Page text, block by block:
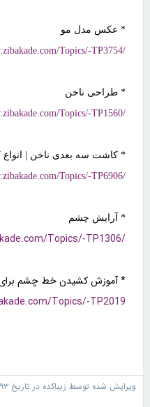
* عکس مدل مو
Topics/-TP3754/
* طراحی ناخن
Topics/-TP1560/
* کاشت سه بعدی ناخن |
Topics/-TP6906/
* آرایش چشم
Topics/-TP1306/
* آموزش کشیدن خط چشم برای
Topics/-TP2019/
ویرایش شده توسط زیباکده در تاریخ ۱۱/۶/۱۳۹۳ ۱۶:۵۹